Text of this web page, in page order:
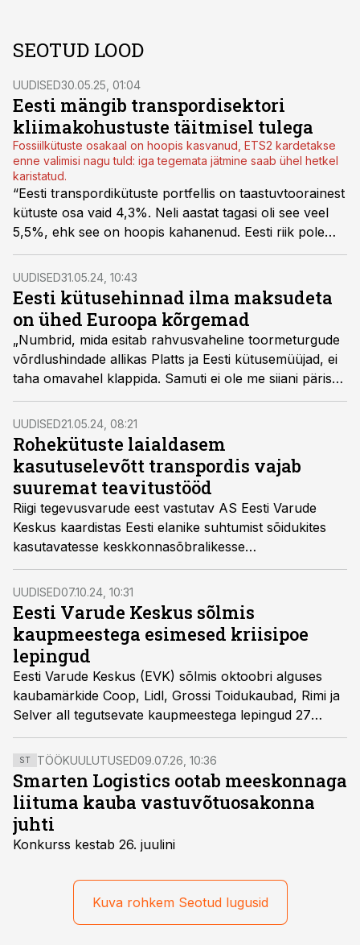
SEOTUD LOOD
UUDISED30.05.25, 01:04
Eesti mängib transpordisektori
kliimakohustuste täitmisel tulega
Fossiilkütuste osakaal on hoopis kasvanud, ETS2 kardetakse
enne valimisi nagu tuld: iga tegemata jätmine saab ühel hetkel
karistatud.
“Eesti transpordikütuste portfellis on taastuvtoorainest
kütuste osa vaid 4,3%. Neli aastat tagasi oli see veel
5,5%, ehk see on hoopis kahanenud. Eesti riik pole
nende osakaalu suurendamiseks teinud mitte midagi,
nagu ka teiste kohustuste täitmisel. Mis see kõik meile
lõpuks maksma läheb, ei tea täna aga keegi,“ nentis
taastuvkütuste juriidiline ekspert, vandeadvokaat Rene
Frolov Eesti Varude Keskuse kütusepäeval.
UUDISED31.05.24, 10:43
Eesti kütusehinnad ilma maksudeta
on ühed Euroopa kõrgemad
„Numbrid, mida esitab rahvusvaheline toormeturgude
võrdlushindade allikas Platts ja Eesti kütusemüüjad, ei
taha omavahel klappida. Samuti ei ole me siiani päris
täpselt aru saanud, miks on ikkagi Eestis kütusehinnad
ilma maksudeta kõrgemad kui Lätis ja Leedus, kohati
ka kallimad kui Soomes,“ tunnistas Konkurentsiameti
peadirektor Evelin Pärn-Lee Eesti Varude Keskuse
korraldatud kütusepäeval.
UUDISED21.05.24, 08:21
Rohekütuste laialdasem
kasutuselevõtt transpordis vajab
suuremat teavitustööd
Riigi tegevusvarude eest vastutav AS Eesti Varude
Keskus kaardistas Eesti elanike suhtumist sõidukites
kasutavatesse keskkonnasõbralikesse
transpordikütustesse (rohediisel ja bioetanool).
UUDISED07.10.24, 10:31
Eesti Varude Keskus sõlmis
kaupmeestega esimesed kriisipoe
lepingud
Eesti Varude Keskus (EVK) sõlmis oktoobri alguses
kaubamärkide Coop, Lidl, Grossi Toidukaubad, Rimi ja
Selver all tegutsevate kaupmeestega lepingud 27
kriisipoe moodustamiseks kaheteistkümnes
maakonnas. Esimese riigihankega otsis EVK kriispoode
üle kogu Eesti kokku 61 piirkonnas, pakkumisi laekus
veidi üle pooltele küsitud piirkondadest.
ST TÖÖKUULUTUSED09.07.26, 10:36
Smarten Logistics ootab meeskonnaga
liituma kauba vastuvõtuosakonna
juhti
Konkurss kestab 26. juulini
Kuva rohkem Seotud lugusid